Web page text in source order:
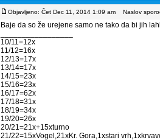
Objavljeno: Čet Dec 11, 2014 1:09 am Naslov
Baje da so že urejene samo ne tako da bi jih
10/11=12x
11/12=16x
12/13=17x
13/14=17x
14/15=23x
15/16=23x
16/17=62x
17/18=31x
18/19=34x
19/20=26x
20/21=21x+15xturno
21/22=15xVogel,21xKr. Gora,1xstari